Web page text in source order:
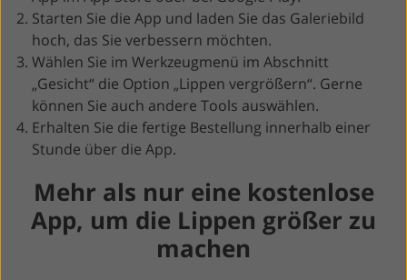
Starten Sie die App und laden Sie das Galeriebild
hoch, das Sie verbessern möchten.
Wählen Sie im Werkzeugmenü im Abschnitt
„Gesicht“ die Option „Lippen vergrößern“. Gerne
können Sie auch andere Tools auswählen.
Erhalten Sie die fertige Bestellung innerhalb einer
Stunde über die App.
Mehr als nur eine kostenlose
App, um die Lippen größer zu
machen